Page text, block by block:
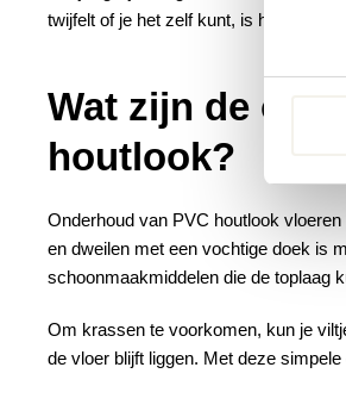
twijfelt of je het zelf kunt, is het
Wat zijn de
houtlook?
Onderhoud van PVC houtlook
en dweilen met een vochtige doek is
schoonmaakmiddelen die de toplaag
Om krassen te voorkomen, kun je
de vloer blijft liggen. Met deze